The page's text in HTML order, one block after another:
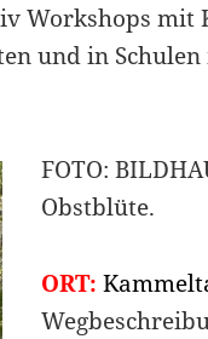
Workshops mit
und in
FOTO:
Obstblüte.
ORT: